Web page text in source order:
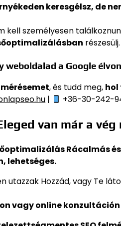
keresgélsz, de
kell személyesen
részesülj.
weboldalad a Google
, és tudd meg, hol
| +36-30-242-
van már a
Rácalmás
lehetséges.
utazzak Hozzád, vagy Te
vagy online